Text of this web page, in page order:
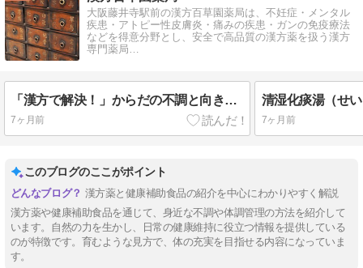
大阪藤井寺駅前の漢方百草園薬局は、不妊症・メンタル
疾患・アトピー性皮膚炎・痛みの疾患・ガンの免疫療法
などを得意分野とし、安全で高品質の漢方薬を扱う漢方
専門薬局…
「漢方で解決！」からだの不調と向き合う自然の力
7ヶ月前
清湿化痰湯（せ
7ヶ月前
このブログのここがポイント
漢方薬と健康補助食品の紹介を中心にわかりやすく解説
漢方薬や健康補助食品を通じて、身近な不調や体調管理の方法を紹介して
います。自然の力を生かし、日常の健康維持に役立つ情報を提供している
のが特徴です。育むような見方で、体の充実を目指せる内容になっていま
す。